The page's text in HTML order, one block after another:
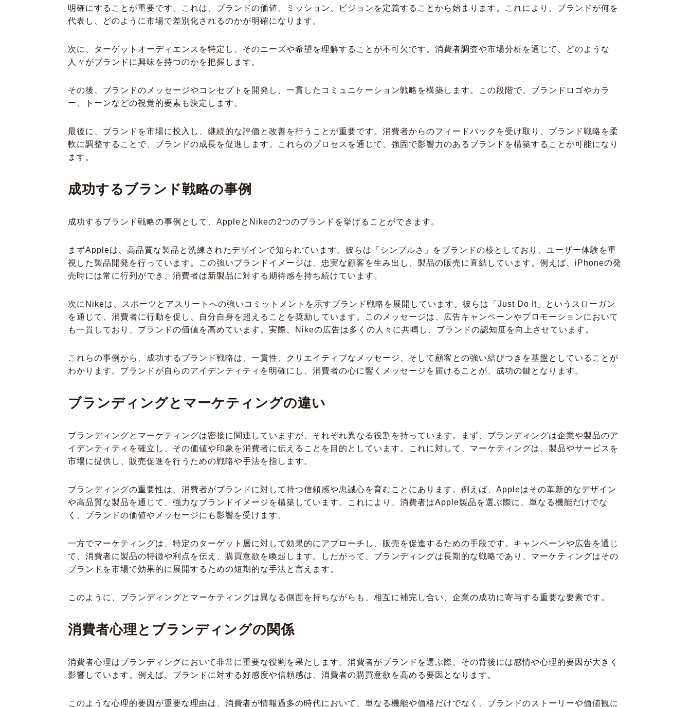
明確にすることが重要です。これは、ブランドの価値、ミッション、ビジョンを定義することから始まります。これにより、ブランドが何を
代表し、どのように市場で差別化されるのかが明確になります。
次に、ターゲットオーディエンスを特定し、そのニーズや希望を理解することが不可欠です。消費者調査や市場分析を通じて、どのような
人々がブランドに興味を持つのかを把握します。
その後、ブランドのメッセージやコンセプトを開発し、一貫したコミュニケーション戦略を構築します。この段階で、ブランドロゴやカラ
ー、トーンなどの視覚的要素も決定します。
最後に、ブランドを市場に投入し、継続的な評価と改善を行うことが重要です。消費者からのフィードバックを受け取り、ブランド戦略を柔
軟に調整することで、ブランドの成長を促進します。これらのプロセスを通じて、強固で影響力のあるブランドを構築することが可能になり
ます。
成功するブランド戦略の事例
成功するブランド戦略の事例として、AppleとNikeの2つのブランドを挙げることができます。
まずAppleは、高品質な製品と洗練されたデザインで知られています。彼らは「シンプルさ」をブランドの核としており、ユーザー体験を重
視した製品開発を行っています。この強いブランドイメージは、忠実な顧客を生み出し、製品の販売に直結しています。例えば、iPhoneの発
売時には常に行列ができ、消費者は新製品に対する期待感を持ち続けています。
次にNikeは、スポーツとアスリートへの強いコミットメントを示すブランド戦略を展開しています。彼らは「Just Do It」というスローガン
を通じて、消費者に行動を促し、自分自身を超えることを奨励しています。このメッセージは、広告キャンペーンやプロモーションにおいて
も一貫しており、ブランドの価値を高めています。実際、Nikeの広告は多くの人々に共鳴し、ブランドの認知度を向上させています。
これらの事例から、成功するブランド戦略は、一貫性、クリエイティブなメッセージ、そして顧客との強い結びつきを基盤としていることが
わかります。ブランドが自らのアイデンティティを明確にし、消費者の心に響くメッセージを届けることが、成功の鍵となります。
ブランディングとマーケティングの違い
ブランディングとマーケティングは密接に関連していますが、それぞれ異なる役割を持っています。まず、ブランディングは企業や製品のア
イデンティティを確立し、その価値や印象を消費者に伝えることを目的としています。これに対して、マーケティングは、製品やサービスを
市場に提供し、販売促進を行うための戦略や手法を指します。
ブランディングの重要性は、消費者がブランドに対して持つ信頼感や忠誠心を育むことにあります。例えば、Appleはその革新的なデザイン
や高品質な製品を通じて、強力なブランドイメージを構築しています。これにより、消費者はApple製品を選ぶ際に、単なる機能だけでな
く、ブランドの価値やメッセージにも影響を受けます。
一方でマーケティングは、特定のターゲット層に対して効果的にアプローチし、販売を促進するための手段です。キャンペーンや広告を通じ
て、消費者に製品の特徴や利点を伝え、購買意欲を喚起します。したがって、ブランディングは長期的な戦略であり、マーケティングはその
ブランドを市場で効果的に展開するための短期的な手法と言えます。
このように、ブランディングとマーケティングは異なる側面を持ちながらも、相互に補完し合い、企業の成功に寄与する重要な要素です。
消費者心理とブランディングの関係
消費者心理はブランディングにおいて非常に重要な役割を果たします。消費者がブランドを選ぶ際、その背後には感情や心理的要因が大きく
影響しています。例えば、ブランドに対する好感度や信頼感は、消費者の購買意欲を高める要因となります。
このような心理的要因が重要な理由は、消費者が情報過多の時代において、単なる機能や価格だけでなく、ブランドのストーリーや価値観に